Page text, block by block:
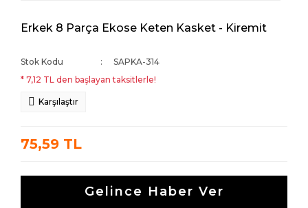
Erkek 8 Parça Ekose Keten Kasket - Kiremit
Stok Kodu
SAPKA-314
* 7,12 TL den başlayan taksitlerle!
Karşılaştır
75,59 TL
Gelince Haber Ver